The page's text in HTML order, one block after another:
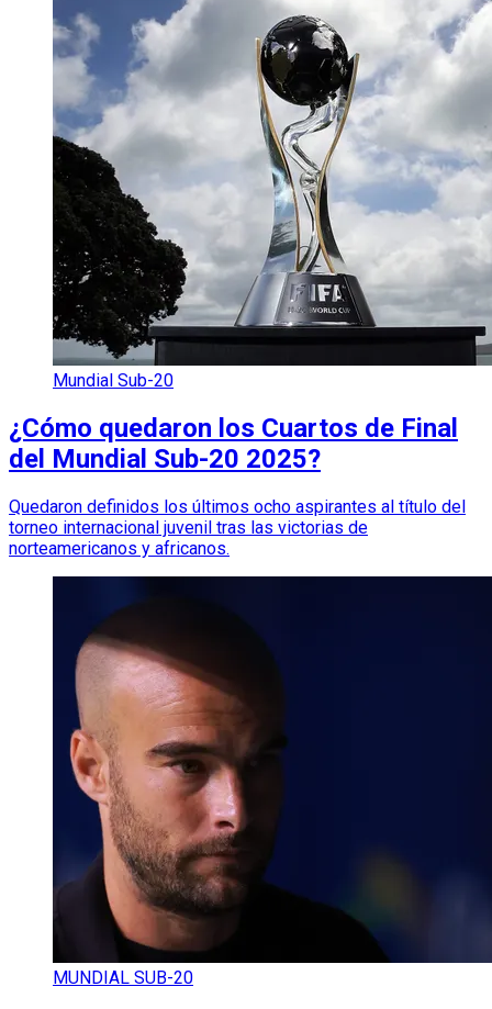
Mundial Sub-20
¿Cómo quedaron los Cuartos de Final
del Mundial Sub-20 2025?
Quedaron definidos los últimos ocho aspirantes al título del
torneo internacional juvenil tras las victorias de
norteamericanos y africanos.
MUNDIAL SUB-20